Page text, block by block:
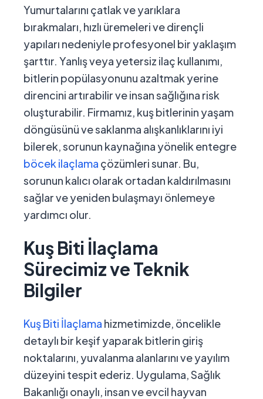
Yumurtalarını çatlak ve yarıklara
bırakmaları, hızlı üremeleri ve dirençli
yapıları nedeniyle profesyonel bir yaklaşım
şarttır. Yanlış veya yetersiz ilaç kullanımı,
bitlerin popülasyonunu azaltmak yerine
direncini artırabilir ve insan sağlığına risk
oluşturabilir. Firmamız, kuş bitlerinin yaşam
döngüsünü ve saklanma alışkanlıklarını iyi
bilerek, sorunun kaynağına yönelik entegre
böcek ilaçlama çözümleri sunar. Bu,
sorunun kalıcı olarak ortadan kaldırılmasını
sağlar ve yeniden bulaşmayı önlemeye
yardımcı olur.
Kuş Biti İlaçlama
Sürecimiz ve Teknik
Bilgiler
Kuş Biti İlaçlama hizmetimizde, öncelikle
detaylı bir keşif yaparak bitlerin giriş
noktalarını, yuvalanma alanlarını ve yayılım
düzeyini tespit ederiz. Uygulama, Sağlık
Bakanlığı onaylı, insan ve evcil hayvan